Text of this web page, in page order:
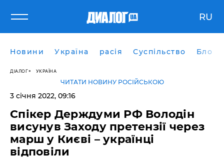
RU
Новини Україна расія Суспільство Блоги
ДІАЛОГ УКРАЇНА
ЧИТАТИ НОВИНУ РОСІЙСЬКОЮ
3 січня 2022, 09:16
Спікер Держдуми РФ Володін
висунув Заходу претензії через
марш у Києві – українці
відповіли